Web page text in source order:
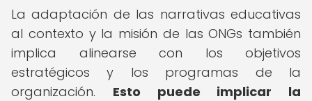
La adaptación de las narrativas educativas
al contexto y la misión de las ONGs también
implica alinearse con los objetivos
estratégicos y los programas de la
organización. Esto puede implicar la